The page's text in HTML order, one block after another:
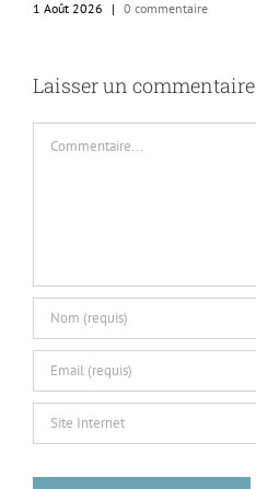
1 Août 2026
| 0 commentaire
Laisser un commentaire